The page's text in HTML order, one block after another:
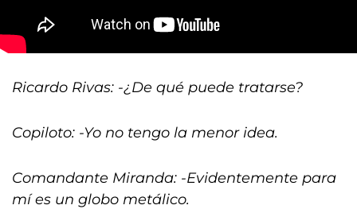
Ricardo Rivas: -¿De qué puede tratarse?
Copiloto: -Yo no tengo la menor idea.
Comandante Miranda: -Evidentemente para
mí es un globo metálico.